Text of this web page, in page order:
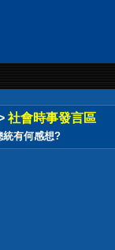
社會時事發言區
統有何感想?